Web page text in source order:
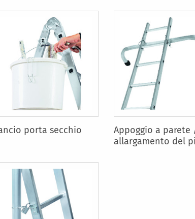
porta secchio
Appoggio a parete
allargamento del